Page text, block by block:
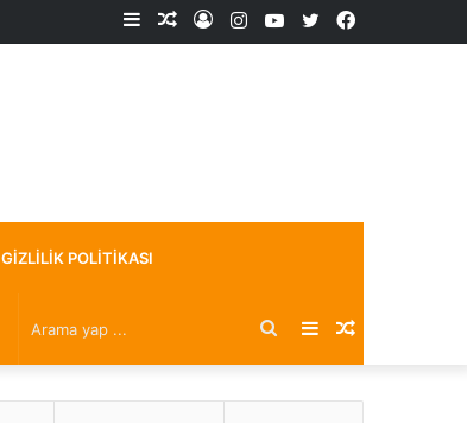
Facebook
X
YouTube
Instagram
Kayıt
Rastgele
Kenar
GIZLILIK POLITIKASI
Rastgele
Makale
Kenar
Bölmesi
Arama
yap